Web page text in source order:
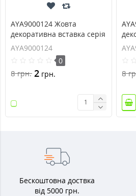
AYA9000124 Жовта
декоративна вставка серія
Anya
AYA9000124
0
8грн. 2 грн. 8
Бескоштовна доствка
від 5000 грн.